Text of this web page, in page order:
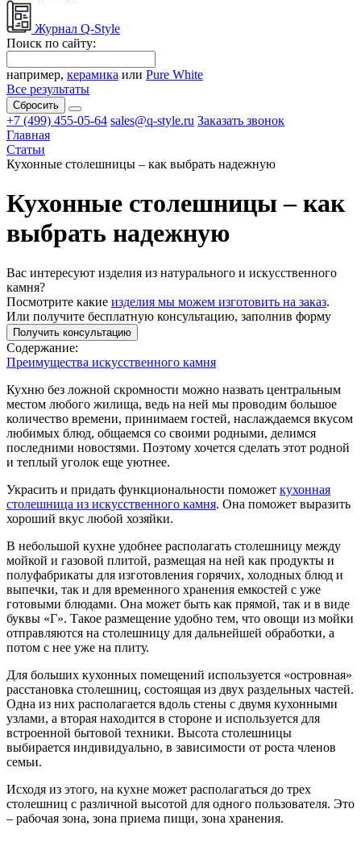
Журнал Q-Style
Поиск по сайту:
например, керамика или Pure White
Все результаты
Сбросить
+7 (499) 455-05-64 sales@q-style.ru Заказать звонок
Главная
Статьи
Кухонные столешницы – как выбрать надежную
Кухонные столешницы – как
выбрать надежную
Вас интересуют изделия из натурального и искусственного
камня?
Посмотрите какие изделия мы можем изготовить на заказ.
Или получите бесплатную консультацию, заполнив форму
Получить консультацию
Содержание:
Преимущества искусственного камня
Кухню без ложной скромности можно назвать центральным
местом любого жилища, ведь на ней мы проводим большое
количество времени, принимаем гостей, наслаждаемся вкусом
любимых блюд, общаемся со своими родными, делимся
последними новостями. Поэтому хочется сделать этот родной
и теплый уголок еще уютнее.
Украсить и придать функциональности поможет кухонная
столешница из искусственного камня. Она поможет выразить
хороший вкус любой хозяйки.
В небольшой кухне удобнее располагать столешницу между
мойкой и газовой плитой, размещая на ней как продукты и
полуфабрикаты для изготовления горячих, холодных блюд и
выпечки, так и для временного хранения емкостей с уже
готовыми блюдами. Она может быть как прямой, так и в виде
буквы «Г». Такое размещение удобно тем, что овощи из мойки
отправляются на столешницу для дальнейшей обработки, а
потом с нее уже на плиту.
Для больших кухонных помещений используется «островная»
расстановка столешниц, состоящая из двух раздельных частей.
Одна из них располагается вдоль стены с двумя кухонными
узлами, а вторая находится в стороне и используется для
встроенной бытовой техники. Высота столешницы
выбирается индивидуально, в зависимости от роста членов
семьи.
Исходя из этого, на кухне может располагаться до трех
столешниц с различной высотой для одного пользователя. Это
– рабочая зона, зона приема пищи, зона хранения.